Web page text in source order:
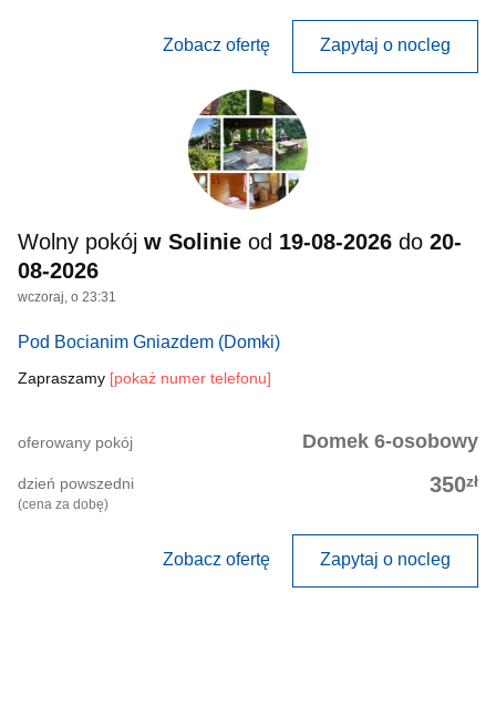
Zobacz ofertę Zapytaj o nocleg
Wolny pokój w Solinie od 19-08-2026 do 20-
08-2026
wczoraj, o 23:31
Pod Bocianim Gniazdem (Domki)
Zapraszamy [pokaż numer telefonu]
Domek 6-osobowy
oferowany pokój
350zł
dzień powszedni
(cena za dobę)
Zobacz ofertę Zapytaj o nocleg